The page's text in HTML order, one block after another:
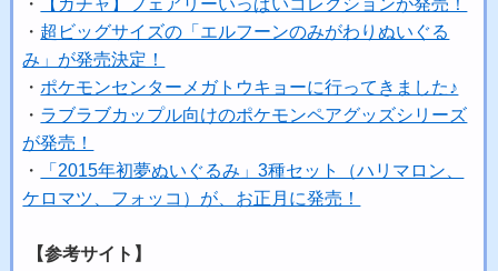
・
【ガチャ】フェアリーいっぱいコレクションが発売！
・ 超ビッグサイズの「エルフーンのみがわりぬいぐる
み」が発売決定！
・ ポケモンセンターメガトウキョーに行ってきました♪
・ ラブラブカップル向けのポケモンペアグッズシリーズ
が発売！
・
「2015年初夢ぬいぐるみ」3種セット（ハリマロン、
ケロマツ、フォッコ）が、お正月に発売！
【参考サイト】